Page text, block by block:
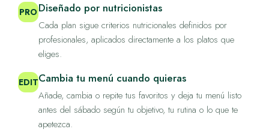
PRODiseñado por nutricionistas
Cada plan sigue criterios nutricionales definidos por
profesionales, aplicados directamente a los platos que
eliges.
EDITCambia tu menú cuando quieras
Añade, cambia o repite tus favoritos y deja tu menú listo
antes del sábado según tu objetivo, tu rutina o lo que te
apetezca.